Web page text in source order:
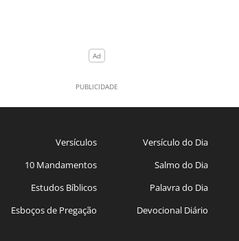
Versículos
10 Mandamentos
Estudos Bíblicos
Esboços de Pregação
Versículo do Dia
Salmo do Dia
Palavra do Dia
Devocional Diário